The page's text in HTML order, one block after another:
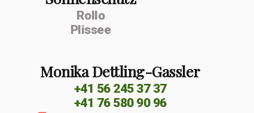
Rollo
Plissee
Monika Dettling-Gassler
+41 56 245 37 37
+41 76 580 90 96